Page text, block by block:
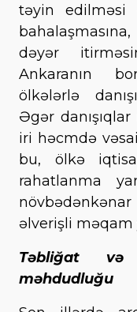
təyin edilməsi
dəyər
Ankaranın
ölkələrlə
Əgər
iri həcmdə
bu, ölkə
rahatlanma
əlverişli məqam
Təbliğat və
məhdudluğu